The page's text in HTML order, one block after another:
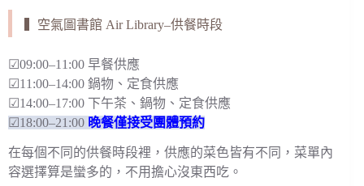
▍空氣圖書館 Air Library–供餐時段
☑09:00–11:00 早餐供應
☑11:00–14:00 鍋物、定食供應
☑14:00–17:00 下午茶、鍋物、定食供應
☑18:00–21:00 晚餐僅接受團體預約
在每個不同的供餐時段裡，供應的菜色皆有不同，菜單內
容選擇算是蠻多的，不用擔心沒東西吃。